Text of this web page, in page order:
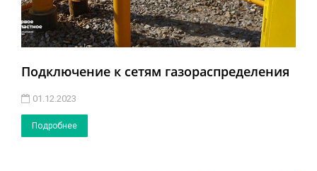
Подключение к сетям газораспределения
01.12.2023
Подробнее